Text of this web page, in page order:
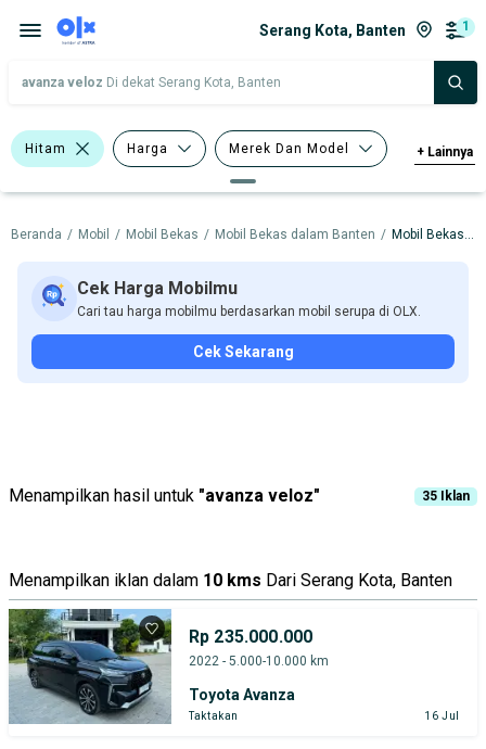
Serang Kota, Banten 1
avanza veloz Di dekat Serang Kota, Banten
Hitam Harga Merek Dan Model
Tahun Tipe Bodi
Tipe Membership
+ Lainnya
Beranda / Mobil / Mobil Bekas / Mobil Bekas dalam Banten / Mobil Bekas dalam Serang Kota
Cek Harga Mobilmu
Cari tau harga mobilmu berdasarkan mobil serupa di OLX.
Cek Sekarang
Menampilkan hasil untuk "avanza veloz" 35 Iklan
Menampilkan iklan dalam 10 kms Dari Serang Kota, Banten
Rp 235.000.000
2022 - 5.000-10.000 km
Toyota Avanza
Taktakan 16 Jul